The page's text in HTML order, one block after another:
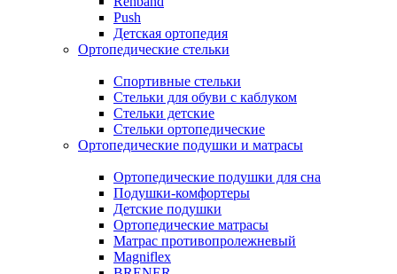
Push
Детская ортопедия
Ортопедические стельки
Спортивные стельки
Стельки для обуви с каблуком
Стельки детские
Стельки ортопедические
Ортопедические подушки и матрасы
Ортопедические подушки для сна
Подушки-комфортеры
Детские подушки
Ортопедические матрасы
Матрас противопролежневый
Magniflex